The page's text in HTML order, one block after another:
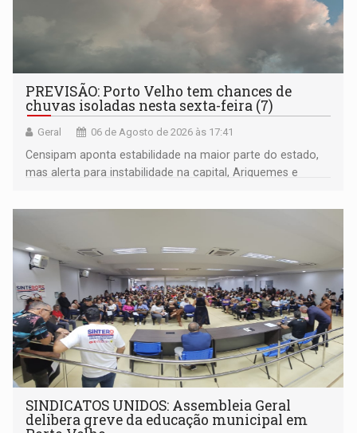
PREVISÃO: Porto Velho tem chances de
chuvas isoladas nesta sexta-feira (7)
Geral 06 de Agosto de 2026 às 17:41
Censipam aponta estabilidade na maior parte do estado,
mas alerta para instabilidade na capital, Ariquemes e
SINDICATOS UNIDOS: Assembleia Geral
delibera greve da educação municipal em